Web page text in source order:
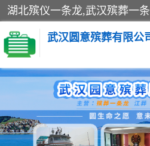
武汉圆意殡葬有限公
殡葬一条龙服务
武汉锦辉天堂文化园